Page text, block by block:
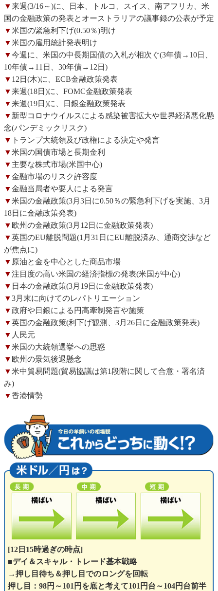
▼来週(3/16～)に、日本、トルコ、スイス、南アフリカ、米
国の金融政策の発表とオーストラリアの議事録の公表が予定
▼米国の緊急利下げ(0.50％)明け
▼米国の雇用統計発表明け
▼今週に、米国の中長期国債の入札が相次ぐ(3年債→10日、
10年債→11日、30年債→12日)
▼ 12日(木)に、ECB金融政策発表
▼来週(18日)に、FOMC金融政策発表
▼来週(19日)に、日銀金融政策発表
▼ 新型コロナウイルスによる感染被害拡大や世界経済悪化懸
念(パンデミックリスク)
▼ トランプ大統領及び政権による決定や発言
▼米国の国債市場と長期金利
▼ 主要な株式市場(米国中心)
▼金融市場のリスク許容度
▼金融当局者や要人による発言
▼米国の金融政策(3月3日に0.50％の緊急利下げを実施、3月
18日に金融政策発表)
▼ 欧州の金融政策(3月12日に金融政策発表)
▼英国のEU離脱問題(1月31日にEU離脱済み、通商交渉など
が焦点に)
▼ 原油と金を中心とした商品市場
▼注目度の高い米国の経済指標の発表(米国が中心)
▼ 日本の金融政策(3月19日に金融政策発表)
▼3月末に向けてのレパトリエーション
▼政府や日銀による円高牽制発言や施策
▼英国の金融政策(利下げ観測、3月26日に金融政策発表)
▼ 人民元
▼米国の大統領選挙への思惑
▼ 欧州の景気後退懸念
▼米中貿易問題(貿易協議は第1段階に関して合意・署名済
み)
▼香港情勢
[12日15時過ぎの時点]
■デイ＆スキャル・トレード基本戦略
→押し目待ち＆押し目でのロングを回転
押し目：98円～101円を底と考えて101円台～104円台前半